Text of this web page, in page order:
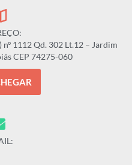
nº 1112 Qd. 302 Lt.12 – Jardim
CEP 74275-060